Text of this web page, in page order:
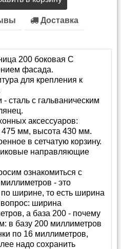
Доставка
200 боковая С
фасада.
для крепления к
сталь с гальваническим
аксессуаров:
мм, высота 430 мм.
в сетчатую корзину.
направляющие
ознакомиться с
- это
ширине, то есть ширина
ширина
а база 200 - почему
в базу 200 миллиметров
по 16 миллиметров,
надо сохранить